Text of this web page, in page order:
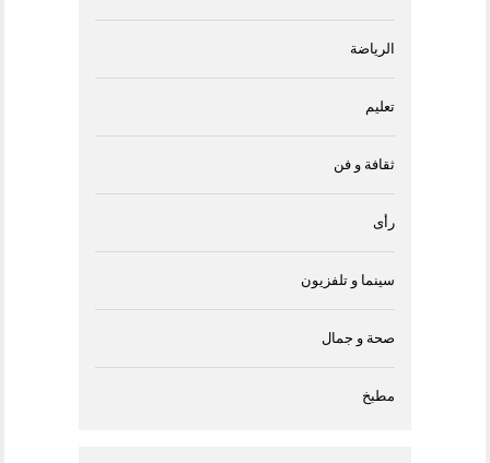
الرياضة
تعليم
ثقافة و فن
رأى
سينما و تلفزيون
صحة و جمال
مطبخ